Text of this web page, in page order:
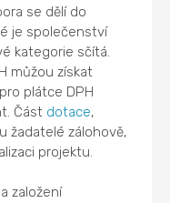
se dělí do
je společenství
kategorie sčítá.
můžou získat
plátce DPH
Část dotace,
žadatelé zálohově,
projektu.
založení